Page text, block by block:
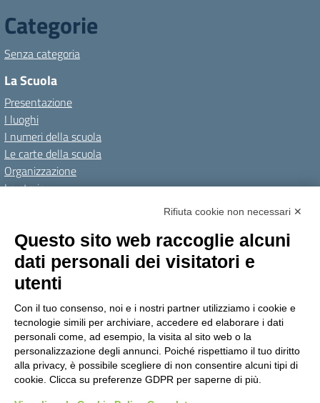
Categorie
Senza categoria
La Scuola
Presentazione
I luoghi
I numeri della scuola
Le carte della scuola
Organizzazione
La storia
Personale scolastico
Famiglie e studenti
Percorsi di studio
Offerta formativa
I progetti delle classi
Novità
Le notizie
Rifiuta cookie non necessari ✕
Questo sito web raccoglie alcuni
dati personali dei visitatori e
utenti
Con il tuo consenso, noi e i nostri partner utilizziamo i cookie e
tecnologie simili per archiviare, accedere ed elaborare i dati
personali come, ad esempio, la visita al sito web o la
personalizzazione degli annunci. Poiché rispettiamo il tuo diritto
alla privacy, è possibile scegliere di non consentire alcuni tipi di
cookie. Clicca su preferenze GDPR per saperne di più.